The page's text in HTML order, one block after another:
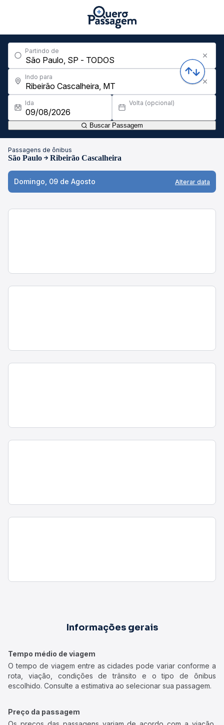
Partindo de
Indo para
Ida Volta (opcional)
Buscar Passagem
Passagens de ônibus
São Paulo Ribeirão Cascalheira
Domingo, 09 de Agosto Alterar data
Informações gerais
Tempo médio de viagem
O tempo de viagem entre as cidades pode variar conforme a
rota, viação, condições de trânsito e o tipo de ônibus
escolhido. Consulte a estimativa ao selecionar sua passagem.
Preço da passagem